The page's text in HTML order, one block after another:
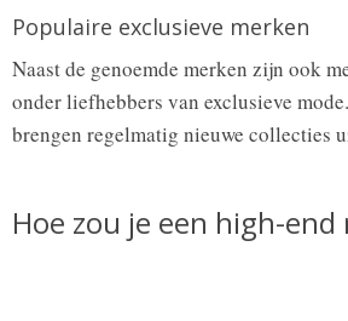
Populaire exclusieve merken
Naast de genoemde merken zijn ook
onder liefhebbers van exclusieve
brengen regelmatig nieuwe collecties
Hoe zou je een high-